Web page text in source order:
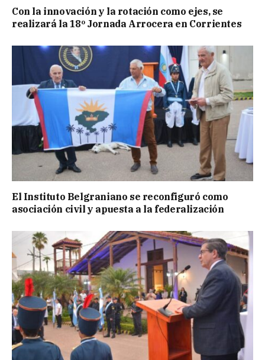
Con la innovación y la rotación como ejes, se
realizará la 18º Jornada Arrocera en Corrientes
El Instituto Belgraniano se reconfiguró como
asociación civil y apuesta a la federalización